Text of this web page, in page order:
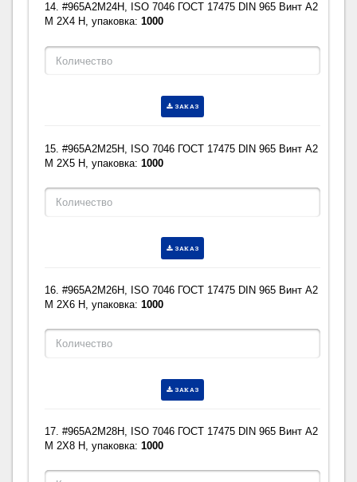
14. #965A2M24H, ISO 7046 ГОСТ 17475 DIN 965 Винт A2
M 2X4 H, упаковка:1000
ЗАКАЗ
15. #965A2M25H, ISO 7046 ГОСТ 17475 DIN 965 Винт A2
M 2X5 H, упаковка:1000
ЗАКАЗ
16. #965A2M26H, ISO 7046 ГОСТ 17475 DIN 965 Винт A2
M 2X6 H, упаковка:1000
ЗАКАЗ
17. #965A2M28H, ISO 7046 ГОСТ 17475 DIN 965 Винт A2
M 2X8 H, упаковка:1000